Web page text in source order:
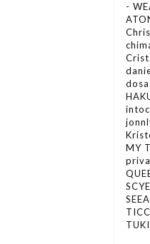
-
dosa
MY
SCYE
TUKI